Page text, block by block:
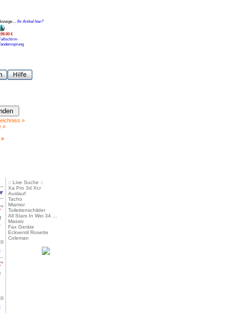
... Ihr Artikel hier?
€
»
»
»
*
*
:: Live Suche ::
Xa Pro 3d Xcr
Auslauf
Tacho
Miamor
Toilettenschilder
All Stars In Wei 34 ...
Massiv
Fax Geräte
Eckventil Rosette
Coleman